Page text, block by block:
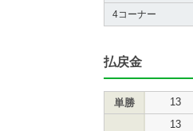
4コーナー
払戻金
単勝 13
13